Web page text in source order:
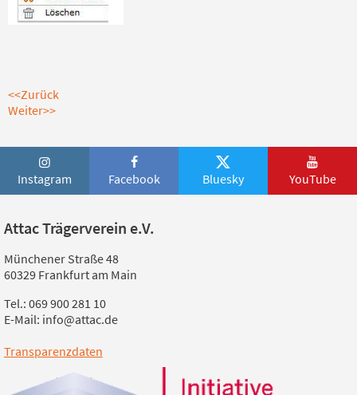
<<Zurück
Weiter>>
Instagram Facebook Bluesky YouTube
Attac Trägerverein e.V.
Münchener Straße 48
60329 Frankfurt am Main
Tel.: 069 900 281 10
E-Mail: info@attac.de
Transparenzdaten